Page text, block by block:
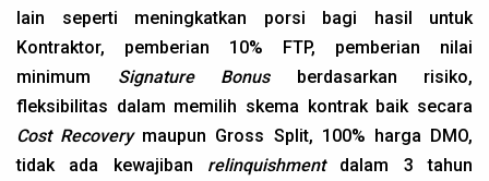
lain seperti meningkatkan porsi bagi hasil untuk
Kontraktor, pemberian 10% FTP, pemberian nilai
minimum Signature Bonusberdasarkan risiko,
fleksibilitas dalam memilih skema kontrak baik secara
Cost Recoverymaupun Gross Split, 100% harga DMO,
tidak ada kewajiban relinquishmentdalam 3 tahun